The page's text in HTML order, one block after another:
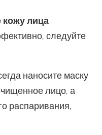
лица
следуйте
наносите маску
лицо, а
распаривания,